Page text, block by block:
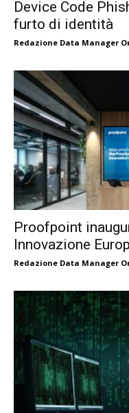
Device Code
furto di identità
Redazione Data Manager
Proofpoint
Innovazione
Redazione Data Manager